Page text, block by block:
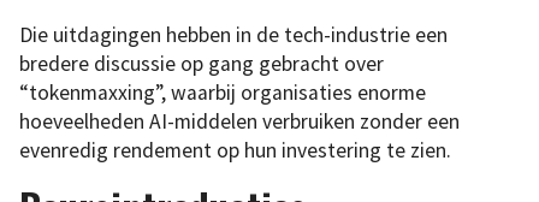
Die uitdagingen hebben in de tech-industrie een
bredere discussie op gang gebracht over
“tokenmaxxing”, waarbij organisaties enorme
hoeveelheden AI-middelen verbruiken zonder een
evenredig rendement op hun investering te zien.